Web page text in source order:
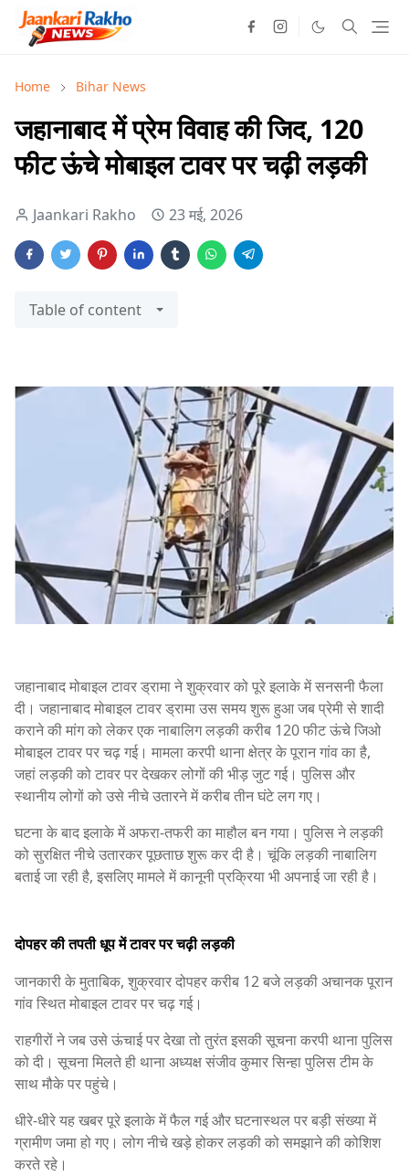
Home Bihar News
जहानाबाद में प्रेम विवाह की जिद, 120
फीट ऊंचे मोबाइल टावर पर चढ़ी लड़की
Jaankari Rakho 23 मई, 2026
Table of content
जहानाबाद मोबाइल टावर ड्रामा ने शुक्रवार को पूरे इलाके में सनसनी फैला
दी। जहानाबाद मोबाइल टावर ड्रामा उस समय शुरू हुआ जब प्रेमी से शादी
कराने की मांग को लेकर एक नाबालिग लड़की करीब 120 फीट ऊंचे जिओ
मोबाइल टावर पर चढ़ गई। मामला करपी थाना क्षेत्र के पूरान गांव का है,
जहां लड़की को टावर पर देखकर लोगों की भीड़ जुट गई। पुलिस और
स्थानीय लोगों को उसे नीचे उतारने में करीब तीन घंटे लग गए।
घटना के बाद इलाके में अफरा-तफरी का माहौल बन गया। पुलिस ने लड़की
को सुरक्षित नीचे उतारकर पूछताछ शुरू कर दी है। चूंकि लड़की नाबालिग
बताई जा रही है, इसलिए मामले में कानूनी प्रक्रिया भी अपनाई जा रही है।
दोपहर की तपती धूप में टावर पर चढ़ी लड़की
जानकारी के मुताबिक, शुक्रवार दोपहर करीब 12 बजे लड़की अचानक पूरान
गांव स्थित मोबाइल टावर पर चढ़ गई।
राहगीरों ने जब उसे ऊंचाई पर देखा तो तुरंत इसकी सूचना करपी थाना पुलिस
को दी। सूचना मिलते ही थाना अध्यक्ष संजीव कुमार सिन्हा पुलिस टीम के
साथ मौके पर पहुंचे।
धीरे-धीरे यह खबर पूरे इलाके में फैल गई और घटनास्थल पर बड़ी संख्या में
ग्रामीण जमा हो गए। लोग नीचे खड़े होकर लड़की को समझाने की कोशिश
करते रहे।